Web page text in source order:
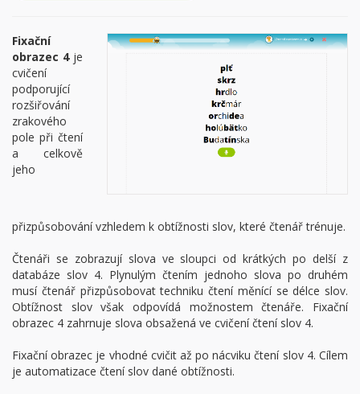
Fixační
obrazec 4je
cvičení
podporující
rozšiřování
zrakového
pole při čtení
a celkově
jeho
přizpůsobování vzhledem k obtížnosti slov, které čtenář trénuje.
Čtenáři se zobrazují slova ve sloupci od krátkých po delší z
databáze slov 4. Plynulým čtením jednoho slova po druhém
musí čtenář přizpůsobovat techniku čtení měnící se délce slov.
Obtížnost slov však odpovídá možnostem čtenáře. Fixační
obrazec 4 zahrnuje slova obsažená ve cvičení čtení slov 4.
Fixační obrazec je vhodné cvičit až po nácviku čtení slov 4. Cílem
je automatizace čtení slov dané obtížnosti.